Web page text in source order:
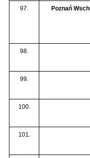
97. Poznań
98.
99.
100.
101.